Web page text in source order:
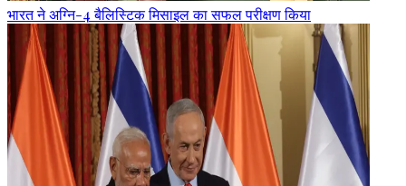
भारत ने अग्नि-4 बैलिस्टिक मिसाइल का सफल परीक्षण किया